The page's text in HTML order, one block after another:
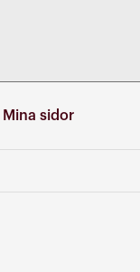
Mina sidor
Mina Sidor